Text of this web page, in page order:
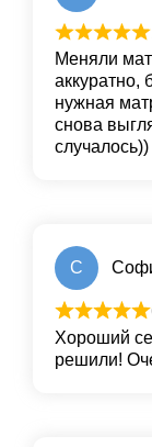
Меняли
аккуратно,
нужная
снова
случалось))
С
Хороший
решили!